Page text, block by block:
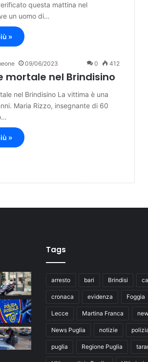
questa mattina nel
un uomo di…
»
09/06/2023 0 412
mortale nel Brindisino
nel Brindisino La vittima è una
Maria Rizzo, insegnante di 60
»
Tags
arresto bari Brindisi
cronaca evidenza Foggia
Lecce Martina Franca
News Puglia notizie
puglia Regione Puglia